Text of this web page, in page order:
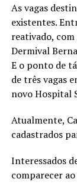
As vagas
existentes.
reativado,
Dermival
E o ponto de
de três vagas
novo Hospital
Atualmente,
cadastrados
Interessados
comparecer